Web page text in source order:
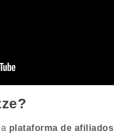
plataforma de afiliados